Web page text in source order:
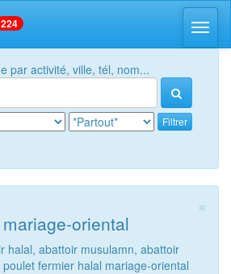
224
par activité, ville, tél, nom...
Filtrer
×
oriental
halal, abattoir musulamn, abattoir
fermier halal mariage-oriental